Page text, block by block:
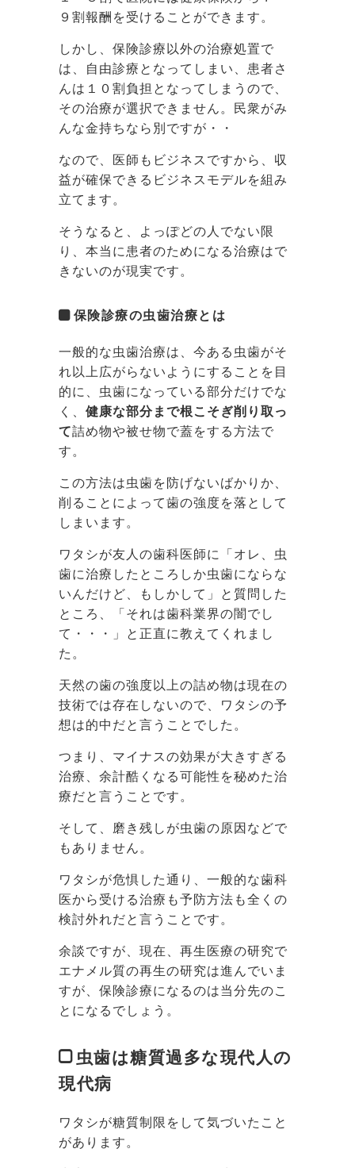
９割報酬を受けることができます。
しかし、保険診療以外の治療処置で
は、自由診療となってしまい、患者さ
んは１０割負担となってしまうので、
その治療が選択できません。民衆がみ
んな金持ちなら別ですが・・
なので、医師もビジネスですから、収
益が確保できるビジネスモデルを組み
立てます。
そうなると、よっぽどの人でない限
り、本当に患者のためになる治療はで
きないのが現実です。
保険診療の虫歯治療とは
一般的な虫歯治療は、今ある虫歯がそ
れ以上広がらないようにすることを目
的に、虫歯になっている部分だけでな
く、 健康な部分まで根こそぎ削り取っ
て詰め物や被せ物で蓋をする方法で
す。
この方法は虫歯を防げないばかりか、
削ることによって歯の強度を落として
しまいます。
ワタシが友人の歯科医師に「オレ、虫
歯に治療したところしか虫歯にならな
いんだけど、もしかして」と質問した
ところ、「それは歯科業界の闇でし
て・・・」と正直に教えてくれまし
た。
天然の歯の強度以上の詰め物は現在の
技術では存在しないので、ワタシの予
想は的中だと言うことでした。
つまり、マイナスの効果が大きすぎる
治療、余計酷くなる可能性を秘めた治
療だと言うことです。
そして、磨き残しが虫歯の原因などで
もありません。
ワタシが危惧した通り、一般的な歯科
医から受ける治療も予防方法も全くの
検討外れだと言うことです。
余談ですが、現在、再生医療の研究で
エナメル質の再生の研究は進んでいま
すが、保険診療になるのは当分先のこ
とになるでしょう。
虫歯は糖質過多な現代人の
現代病
ワタシが糖質制限をして気づいたこと
があります。